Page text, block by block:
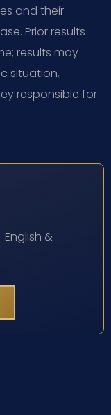
and their
Prior results
results may
situation,
responsible for
&